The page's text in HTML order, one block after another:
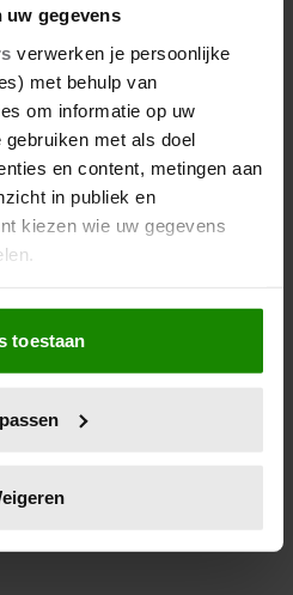
uw gegevens
verwerken je persoonlijke
met behulp van
om informatie op uw
met als doel
en content, metingen aan
in publiek en
kiezen wie uw gegevens
ook graag:
over uw geografische
meter nauwkeurig kan zijn
eigenschappen (fingerprinting)
in het
toestaan
over insmeren)
je buik in de